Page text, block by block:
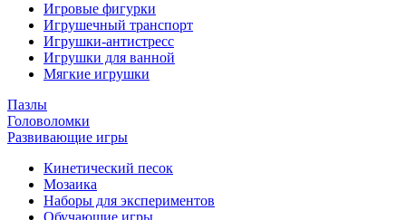
Игровые фигурки
Игрушечный транспорт
Игрушки-антистресс
Игрушки для ванной
Мягкие игрушки
Пазлы
Головоломки
Развивающие игры
Кинетический песок
Мозаика
Наборы для экспериментов
Обучающие игры